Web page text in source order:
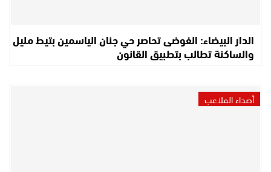
الدار البيضاء: الفوضى تحاصر حي جنان الياسمين بتيط مليل
والساكنة تطالب بتطبيق القانون
أصداء الملاعب